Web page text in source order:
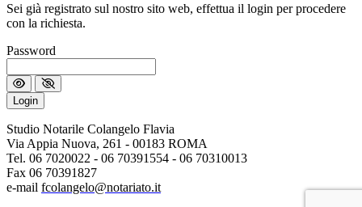
Sei già registrato sul nostro sito web, effettua il login per procedere
con la richiesta.
Password
Login
Studio Notarile Colangelo Flavia
Via Appia Nuova, 261 - 00183 ROMA
Tel. 06 7020022 - 06 70391554 - 06 70310013
Fax 06 70391827
e-mail fcolangelo@notariato.it